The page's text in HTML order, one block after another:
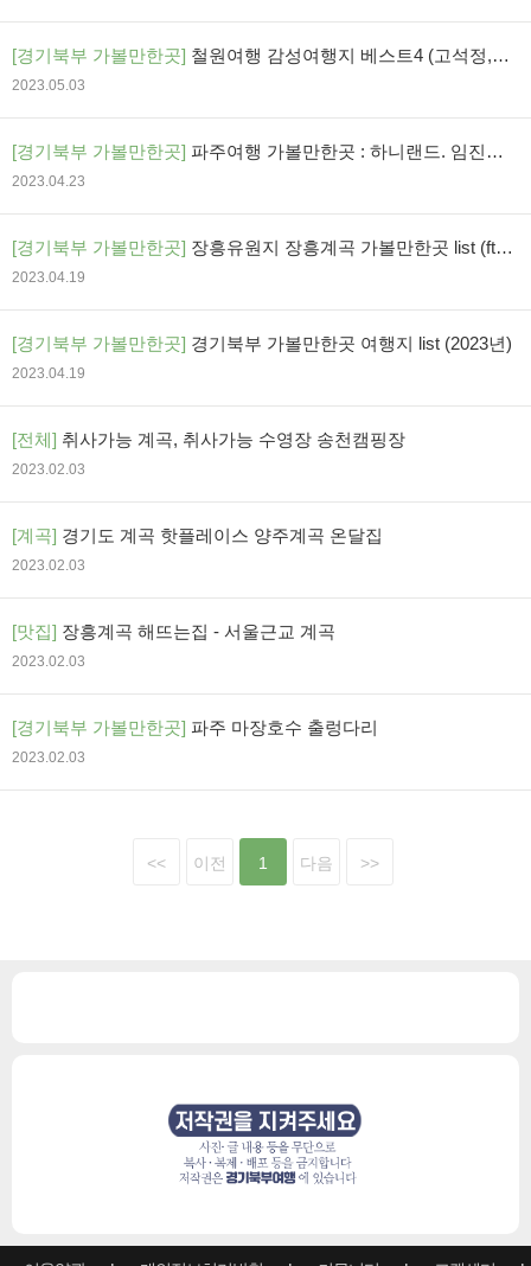
[경기북부 가볼만한곳] 철원여행 감성여행지 베스트4 (고석정,한
탄강은하수교,직탕폭포,고석정꽃밭)
2023.05.03
[경기북부 가볼만한곳] 파주여행 가볼만한곳 : 하니랜드. 임진각
평화랜드. 평화곤돌라. 장흥두리랜드 ~
2023.04.23
[경기북부 가볼만한곳] 장흥유원지 장흥계곡 가볼만한곳 list (ft.
장흥관광지)
2023.04.19
[경기북부 가볼만한곳] 경기북부 가볼만한곳 여행지 list (2023년)
2023.04.19
[전체] 취사가능 계곡, 취사가능 수영장 송천캠핑장
2023.02.03
[계곡] 경기도 계곡 핫플레이스 양주계곡 온달집
2023.02.03
[맛집] 장흥계곡 해뜨는집 - 서울근교 계곡
2023.02.03
[경기북부 가볼만한곳] 파주 마장호수 출렁다리
2023.02.03
<< 이전 1 다음 >>